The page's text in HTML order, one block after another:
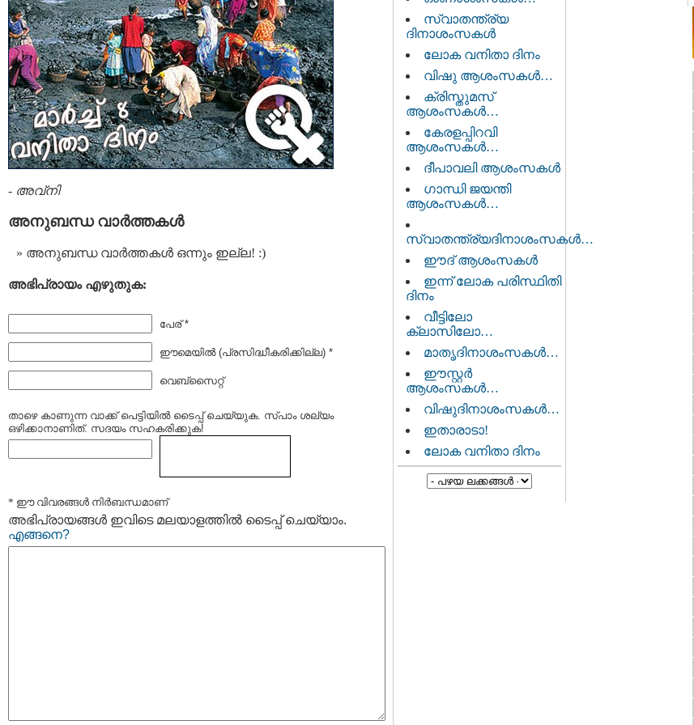
- അവ്നി
അനുബന്ധ വാര്‍ത്തകള്‍
അനുബന്ധ വാര്‍ത്തകള്‍ ഒന്നും ഇല്ല! :)
അഭിപ്രായം എഴുതുക:
പേര് *
ഈമെയില്‍ (പ്രസിദ്ധീകരിക്കില്ല) *
വെബ്സൈറ്റ്
താഴെ കാണുന്ന വാക്ക് പെട്ടിയില്‍ ടൈപ്പ്‌ ചെയ്യുക. സ്പാം ശല്യം
ഒഴിക്കാനാണിത്. സദയം സഹകരിക്കുക!
* ഈ വിവരങ്ങള്‍ നിര്‍ബന്ധമാണ്
അഭിപ്രായങ്ങള്‍ ഇവിടെ മലയാളത്തില്‍ ടൈപ്പ് ചെയ്യാം.
എങ്ങനെ?
സ്വാതന്ത്ര്യ
ദിനാശംസകള്‍
ലോക വനിതാ ദിനം
വിഷു ആശംസകൾ…
ക്രിസ്തുമസ്
ആശംസകൾ…
കേരളപ്പിറവി
ആശംസകൾ…
ദീപാവലി ആശംസകൾ
ഗാന്ധി ജയന്തി
ആശംസകൾ…
സ്വാതന്ത്ര്യദിനാശംസകള്‍…
ഈദ് ആശംസകള്‍
ഇന്ന് ലോക പരിസ്ഥിതി
ദിനം
വീട്ടിലോ
ക്ലാസിലോ…
മാതൃദിനാശംസകൾ…
ഈസ്റ്റര്‍
ആശംസകള്‍…
വിഷുദിനാശംസകള്‍…
ഇതാരാടാ!
ലോക വനിതാ ദിനം